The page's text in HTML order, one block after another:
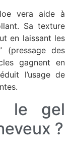
vera aide à
Sa texture
en laissant les
(pressage des
gagnent en
l’usage de
le gel
?